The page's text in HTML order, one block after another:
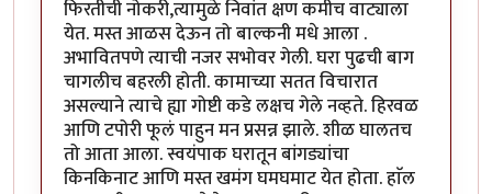
फिरतीची नोकरी,त्यामुळे निवांत क्षण कमीच वाट्याला
येत. मस्त आळस देऊन तो बाल्कनी मधे आला .
अभावितपणे त्याची नजर सभोवर गेली. घरा पुढची बाग
चागलीच बहरली होती. कामाच्या सतत विचारात
असल्याने त्याचे ह्या गोष्टी कडे लक्षच गेले नव्हते. हिरवळ
आणि टपोरी फूलं पाहुन मन प्रसन्न झाले. शीळ घालतच
तो आता आला. स्वयंपाक घरातून बांगड्यांचा
किनकिनाट आणि मस्त खमंग घमघमाट येत होता. हाॅल